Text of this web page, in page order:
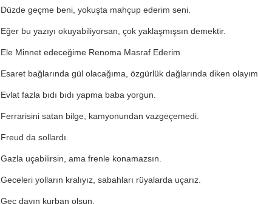
Düzde geçme beni, yokuşta mahçup ederim seni.
Eğer bu yazıyı okuyabiliyorsan, çok yaklaşmışsın demektir.
Ele Minnet edeceğime Renoma Masraf Ederim
Esaret bağlarında gül olacağıma, özgürlük dağlarında diken olayım.
Evlat fazla bıdı bıdı yapma baba yorgun.
Ferrarisini satan bilge, kamyonundan vazgeçemedi.
Freud da sollardı.
Gazla uçabilirsin, ama frenle konamazsın.
Geceleri yolların kralıyız, sabahları rüyalarda uçarız.
Geç dayın kurban olsun.